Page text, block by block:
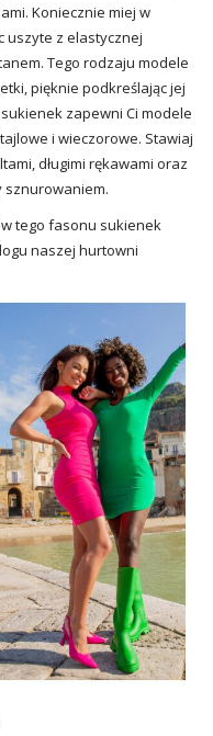
Koniecznie miej w
uszyte z elastycznej
Tego rodzaju modele
pięknie podkreślając jej
zapewni Ci modele
i wieczorowe. Stawiaj
długimi rękawami oraz
sznurowaniem.
tego fasonu sukienek
naszej hurtowni